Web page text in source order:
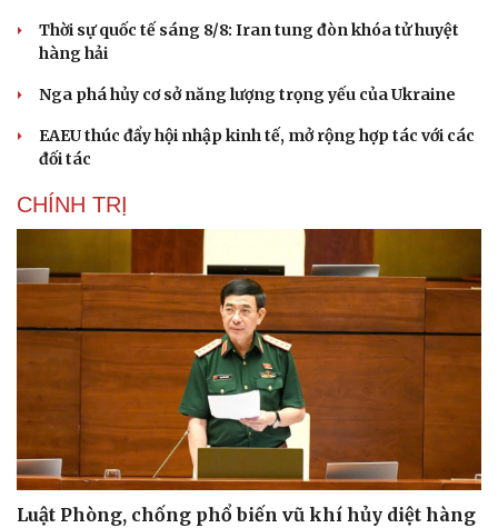
Phòng mạch online
Ăn sạch sống khỏe
Thời sự quốc tế sáng 8/8: Iran tung đòn khóa tử huyệt
hàng hải
Nga phá hủy cơ sở năng lượng trọng yếu của Ukraine
EAEU thúc đẩy hội nhập kinh tế, mở rộng hợp tác với các
đối tác
CHÍNH TRỊ
Luật Phòng, chống phổ biến vũ khí hủy diệt hàng